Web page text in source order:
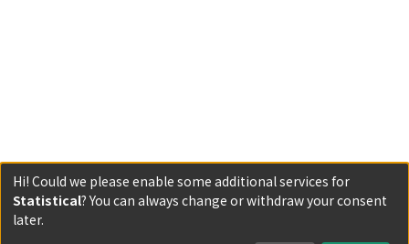
Powered by DSpace and JAIRO Crawler-List
All items in KURENAI are protected by original copyright,
Hi! Could we please enable some additional services for
Statistical? You can always change or withdraw your consent
later.